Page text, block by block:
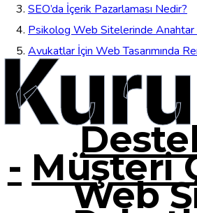
SEO’da İçerik Pazarlaması Nedir?
Psikolog Web Sitelerinde Anahtar
Avukatlar İçin Web Tasarımında
- Müşteri
Web